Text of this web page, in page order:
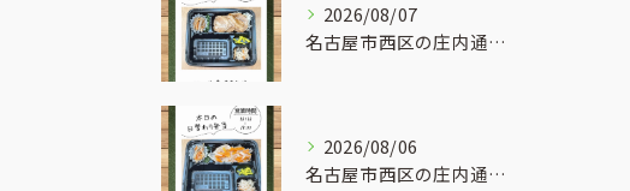
2026/08/07
名古屋市西区の庄内通でオレンジ色の看板が目印のおべんとうオリ...
2026/08/06
名古屋市西区の庄内通でオレンジ色の看板が目印のおべんとうオリ...